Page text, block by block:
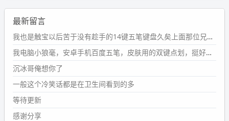
wdssmq
2024-09-23 21:00:49
#PubWord要不我每年汇总整理一次？？碎雨集_沉冰浮水_
第1页https://www.wdssmq.com/tag/%E7%A2%8E%E9%9
B%A8%E9%9B%86/
wdssmq
2024-09-23 20:58:40
#PubWord
条嘟？？？？
最新留言
我也是触宝以后苦于没有趁手的14键五笔键盘久矣上面那位兄台用的百度双键点划布局我也用过很久，那个皮肤做得很粗糙，个别键位的触发区域是错位的，快速打字时很容易出错，修改它的皮肤文件校正后勉强能用，但早年出的皮肤分辨率太低，实在谈不上美观。百度小米定制版的商店里有一个"小黑板"皮肤还不错(百度官方输入法商店里没有)，但那个风格我不喜欢这两天找到了一个叫"森林集"的公众号，开发了海量的皮肤，很多都有14键版本，付费但很便宜，几块钱，终于有自己满意的输入法了搜了一下，这个工作室还是百度的官方合作伙伴，不知道为什么14键作品都不在官方商店上架，难道是百度官方在刻意放弃14键？
我电脑小狼毫，安卓手机百度五笔，皮肤用的双键点划，挺好的。
沉冰哥俺想你了
一般这个冷笑话都是在卫生间看到的多
等待更新
感谢分享